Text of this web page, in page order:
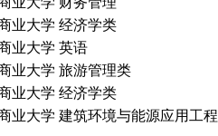
业大学 经济学类
业大学 英语
业大学 旅游管理类
业大学 经济学类
业大学 建筑环境与能源应用工程